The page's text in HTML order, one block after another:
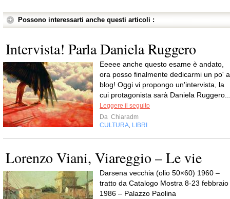
Possono interessarti anche questi articoli :
Intervista! Parla Daniela Ruggero
Eeeee anche questo esame è andato,
ora posso finalmente dedicarmi un po'
blog! Oggi vi propongo un'intervista, la
cui protagonista sarà Daniela
Leggere il seguito
Da Chiaradm
CULTURA LIBRI
Lorenzo Viani, Viareggio – Le vie
Darsena vecchia (olio 50×60) 1960 –
tratto da Catalogo Mostra 8-23 febbraio
1986 – Palazzo Paolina